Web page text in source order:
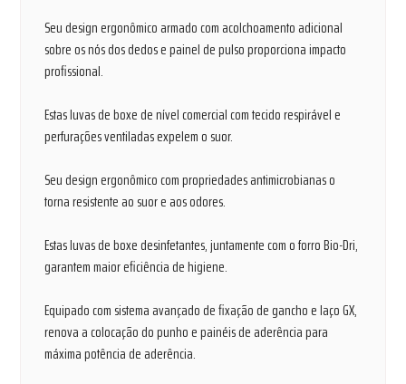
Seu design ergonômico armado com acolchoamento adicional
sobre os nós dos dedos e painel de pulso proporciona impacto
profissional.
Estas luvas de boxe de nível comercial com tecido respirável e
perfurações ventiladas expelem o suor.
Seu design ergonômico com propriedades antimicrobianas o
torna resistente ao suor e aos odores.
Estas luvas de boxe desinfetantes, juntamente com o forro Bio-Dri,
garantem maior eficiência de higiene.
Equipado com sistema avançado de fixação de gancho e laço GX,
renova a colocação do punho e painéis de aderência para
máxima potência de aderência.